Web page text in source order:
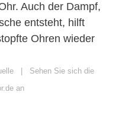
Auch der Dampf,
entsteht, hilft
Ohren wieder
Sehen Sie sich die
an